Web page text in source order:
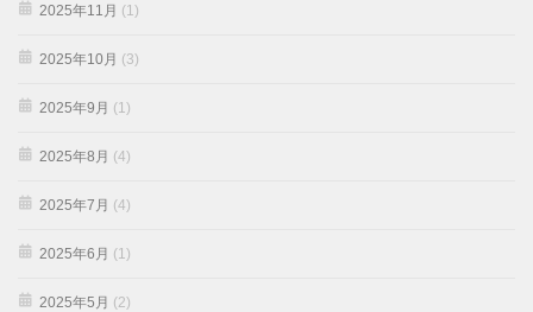
2025年11月 (1)
2025年10月 (3)
2025年9月 (1)
2025年8月 (4)
2025年7月 (4)
2025年6月 (1)
2025年5月 (2)